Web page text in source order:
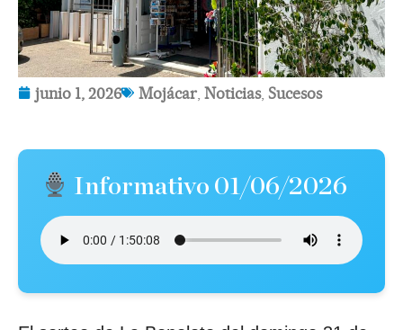
junio 1, 2026 Mojácar Noticias, Sucesos
Informativo 01/06/2026